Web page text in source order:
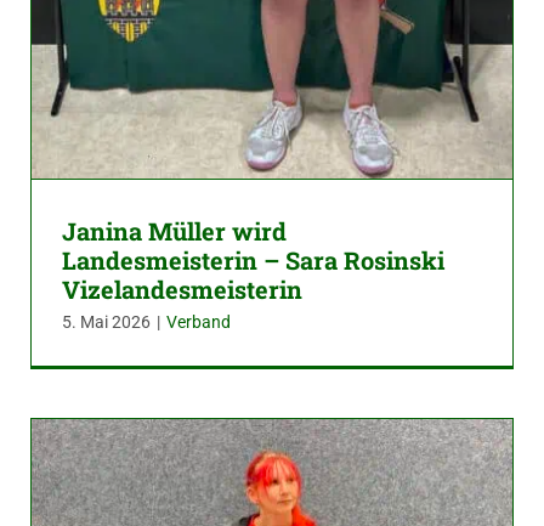
Janina Müller wird
Landesmeisterin – Sara Rosinski
Vizelandesmeisterin
5. Mai 2026 | Verband